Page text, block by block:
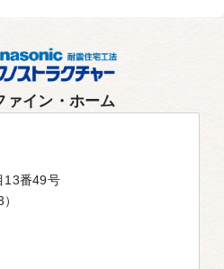
ァイン・ホーム
13番49号